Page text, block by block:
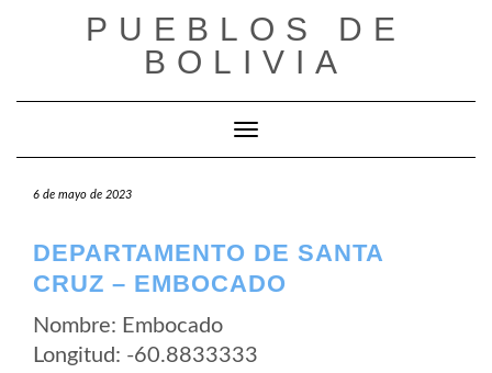
PUEBLOS DE
BOLIVIA
Cambiar modo de navegación
6 de mayo de 2023
DEPARTAMENTO DE SANTA
CRUZ – EMBOCADO
Nombre: Embocado
Longitud: -60.8833333